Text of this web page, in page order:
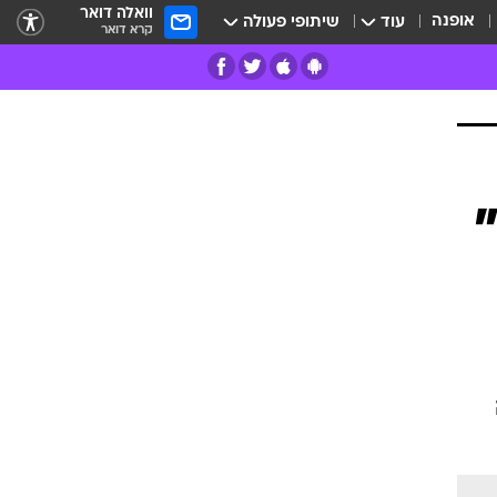
אופנה עוד שיתופי פעולה וואלה דואר
קרא דואר